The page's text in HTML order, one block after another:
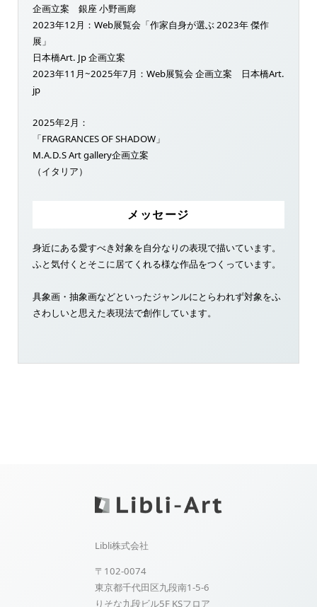
企画立案 銀座 小野画廊
2023年12月：Web展覧会「作家自身が選ぶ 2023年 傑作
展」
日本橋Art. Jp 企画立案
2023年11月~2025年7月：Web展覧会 企画立案 日本橋Art.
jp
2025年2月：
「FRAGRANCES OF SHADOW」
M.A.D.S Art gallery企画立案
（イタリア）
メッセージ
身近にある愛すべき対象を自分なりの表現で描いています。
ふと気付くとそこに居てくれる様な作品をつくっています。
具象画・抽象画などといったジャンルにとらわれず対象をふ
さわしいと思えた表現法で創作しています。
Libli株式会社
〒102-0074
東京都千代田区九段南1-5-6
りそな九段ビル5F KSフロア